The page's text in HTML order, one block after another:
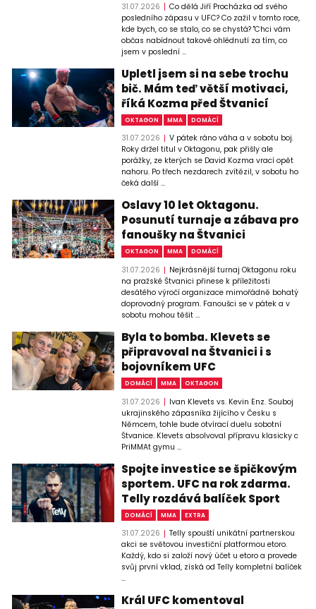
31.07.2026
Co dělá Jiří Procházka od svého
posledního zápasu v UFC? Co zažil v tomto roce,
kde bych, co se stalo, co se chystá? "Chci vám
občas nabídnout takové ohlédnutí za tím, co
jsem v poslední ...
Upletl jsem si na sebe trochu
bič. Mám teď větší motivaci,
říká Kozma před Štvanicí
OKTAGON MMA DOMÁCÍ
31.07.2026
V pátek ráno váha a v sobotu boj.
Roky držel titul v Oktagonu, pak přišly ale
porážky, ze kterých se David Kozma vrací opět
nahoru. Po třech nezdarech zvítězil, v sobotu ho
čeká další ...
Oslavy 10 let Oktagonu.
Posunutí turnaje a zábava pro
fanoušky na Štvanici
OKTAGON MMA DOMÁCÍ
31.07.2026
Nejkrásnější turnaj Oktagonu roku
na pražské Štvanici přinese k příležitosti
desátého výročí organizace mimořádně bohatý
doprovodný program. Fanoušci se v pátek a v
sobotu mohou těšit ...
Byla to bomba. Klevets se
připravoval na Štvanici i s
bojovníkem UFC
DOMÁCÍ MMA OKTAGON
31.07.2026
Ivan Klevets vs. Kevin Enz. Souboj
ukrajinského zápasníka žijícího v Česku s
Němcem, tohle bude otvírací duelu sobotní
Štvanice. Klevets absolvoval přípravu klasicky c
PriMMAt gymu ...
Spojte investice se špičkovým
sportem. UFC na rok zdarma.
Telly rozdává balíček Sport
DOMÁCÍ MMA EXTRA
31.07.2026
Telly spouští unikátní partnerskou
akci se světovou investiční platformou etoro.
Každý, kdo si založí nový účet u etoro a provede
svůj první vklad, získá od Telly kompletní balíček
...
Král UFC komentoval